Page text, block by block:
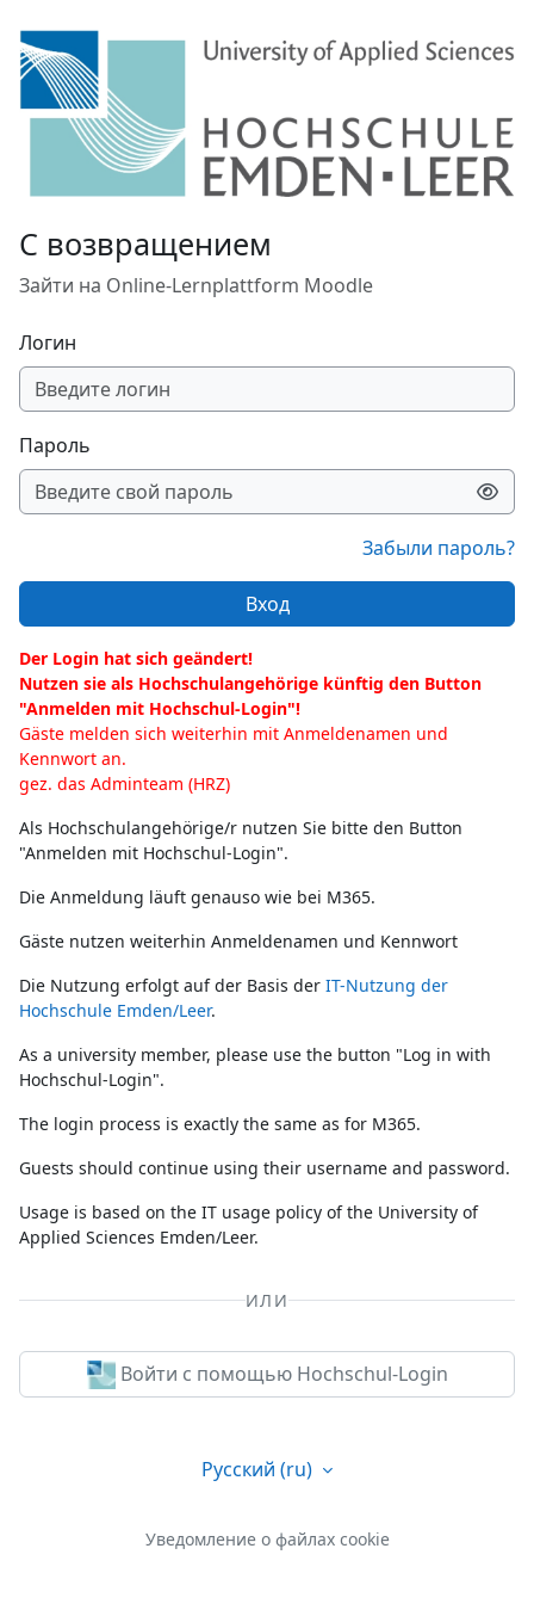
С возвращением
Зайти на Online-Lernplattform Moodle
Логин
Пароль
Забыли пароль?
Вход
Der Login hat sich geändert!
Nutzen sie als Hochschulangehörige künftig den Button
"Anmelden mit Hochschul-Login"!
Gäste melden sich weiterhin mit Anmeldenamen und
Kennwort an.
gez. das Adminteam (HRZ)
Als Hochschulangehörige/r nutzen Sie bitte den Button
"Anmelden mit Hochschul-Login".
Die Anmeldung läuft genauso wie bei M365.
Gäste nutzen weiterhin Anmeldenamen und Kennwort
Die Nutzung erfolgt auf der Basis der IT-Nutzung der
Hochschule Emden/Leer.
As a university member, please use the button "Log in with
Hochschul-Login".
The login process is exactly the same as for M365.
Guests should continue using their username and password.
Usage is based on the IT usage policy of the University of
Applied Sciences Emden/Leer.
ИЛИ
Войти с помощью Hochschul-Login
Русский ‎(ru)‎
Уведомление о файлах cookie